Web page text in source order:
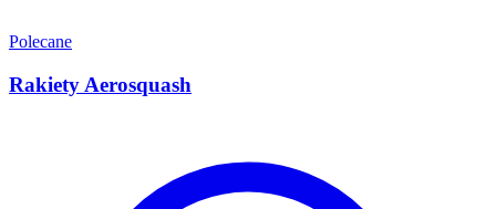
Polecane
Rakiety Aerosquash